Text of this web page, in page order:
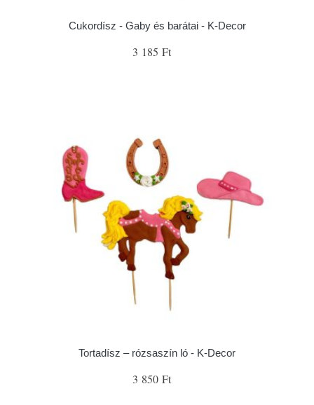
Cukordísz - Gaby és barátai - K-Decor
3 185 Ft
Tortadísz – rózsaszín ló - K-Decor
3 850 Ft